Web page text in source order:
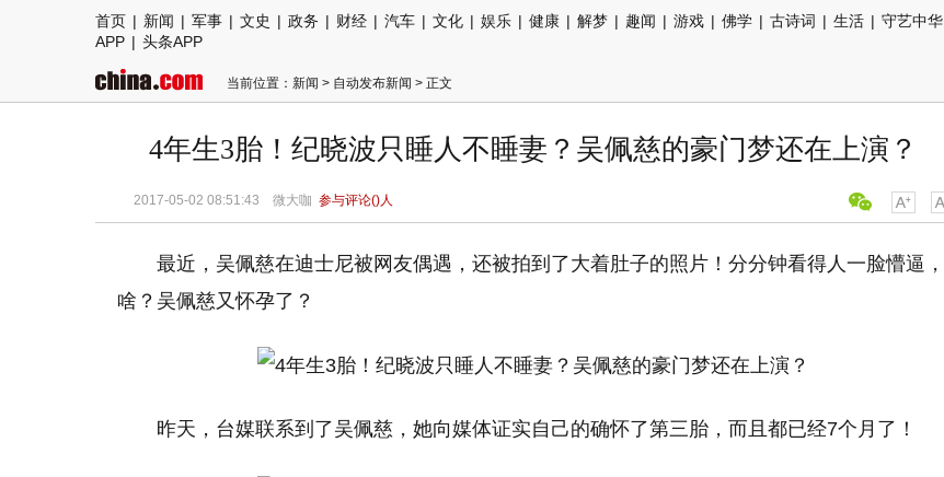
首页 | 新闻 | 军事 | 文史 | 政务 | 财经 | 汽车 | 文化 | 娱乐 | 健康 | 解梦 | 趣闻 | 游戏 | 佛学 | 古诗词 | 生活 | 守艺中华
APP | 头条APP
当前位置： 新闻 > 自动发布新闻 > 正文
4年生3胎！纪晓波只睡人不睡妻？吴佩慈的豪门梦还在上演？
2017-05-02 08:51:43 微大咖 参与评论()人
最近，吴佩慈在迪士尼被网友偶遇，还被拍到了大着肚子的照片！分分钟看得人一脸懵逼，
啥？吴佩慈又怀孕了？
昨天，台媒联系到了吴佩慈，她向媒体证实自己的确怀了第三胎，而且都已经7个月了！